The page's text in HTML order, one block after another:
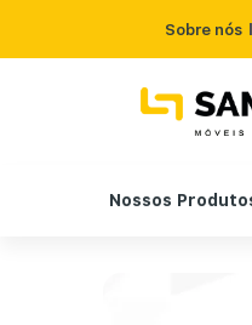
Sobre nós
Nossos